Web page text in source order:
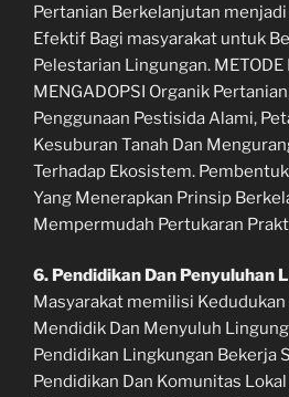
Pertanian Berkelanjutan
Efektif Bagi masyarakat untuk
Pelestarian Lingungan. METODE
MENGADOPSI Organik
Penggunaan Pestisida Alami,
Kesuburan Tanah Dan
Terhadap Ekosistem.
Yang Menerapkan Prinsip
Mempermudah Pertukaran
6. Pendidikan Dan Penyuluhan
Masyarakat memilisi
Mendidik Dan Menyuluh
Pendidikan Lingkungan Bekerja
Pendidikan Dan Komunitas